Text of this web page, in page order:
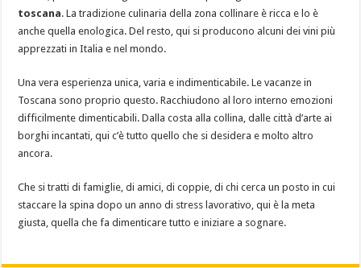
toscana. La tradizione culinaria della zona collinare è ricca e lo è
anche quella enologica. Del resto, qui si producono alcuni dei vini più
apprezzati in Italia e nel mondo.
Una vera esperienza unica, varia e indimenticabile. Le vacanze in
Toscana sono proprio questo. Racchiudono al loro interno emozioni
difficilmente dimenticabili. Dalla costa alla collina, dalle città d’arte ai
borghi incantati, qui c’è tutto quello che si desidera e molto altro
ancora.
Che si tratti di famiglie, di amici, di coppie, di chi cerca un posto in cui
staccare la spina dopo un anno di stress lavorativo, qui è la meta
giusta, quella che fa dimenticare tutto e iniziare a sognare.